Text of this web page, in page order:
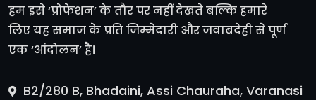
हम इसे ‘प्रोफेशन’ के तौर पर नहीं देखते बल्कि हमारे
लिए यह समाज के प्रति जिम्मेदारी और जवाबदेही से पूर्ण
एक ‘आंदोलन’ है।
B2/280 B, Bhadaini, Assi Chauraha, Varanasi